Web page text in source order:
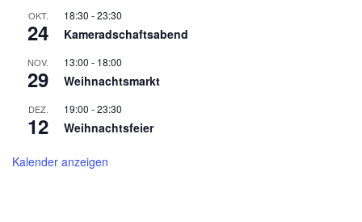
OKT.
24
18:30 -23:30
Kameradschaftsabend
NOV.
29
13:00 - 18:00
Weihnachtsmarkt
DEZ.
12
19:00 -23:30
Weihnachtsfeier
Kalender anzeigen